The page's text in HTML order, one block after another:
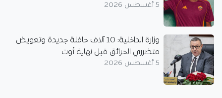
5 أغسطس 2026
وزارة الداخلية: 10 آلاف حافلة جديدة وتعويض
متضرري الحرائق قبل نهاية أوت
5 أغسطس 2026